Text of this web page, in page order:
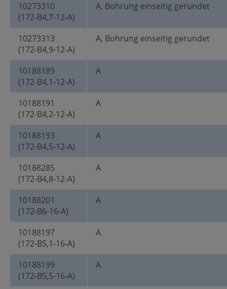
10273310
(172-B4,7-12-A)
A, Bohrung einseitig gerundet
10273313
(172-B4,9-12-A)
A, Bohrung einseitig gerundet
10188189
(172-B4,1-12-A)
A
10188191
(172-B4,2-12-A)
A
10188193
(172-B4,5-12-A)
A
10188285
(172-B4,8-12-A)
A
10188201
(172-B6-16-A)
A
10188197
(172-B5,1-16-A)
A
10188199
(172-B5,5-16-A)
A